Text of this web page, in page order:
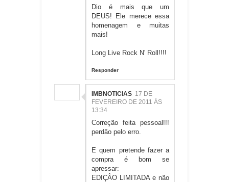
Dio é mais que um
DEUS! Ele merece essa
homenagem e muitas
mais!
Long Live Rock N' Roll!!!!
Responder
IMBNOTICIAS 17 DE
FEVEREIRO DE 2011 ÀS
13:34
Correção feita pessoal!!!
perdão pelo erro.
E quem pretende fazer a
compra é bom se
apressar:
EDIÇÂO LIMITADA e não